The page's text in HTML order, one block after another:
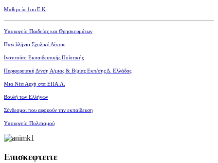
Μαθητεία 1ου Ε.Κ.
Υπουργείο Παιδείας και Θρησκευμάτων
Πανελλήνιο Σχολικό Δίκτυο
Ινστιτούτο Εκπαιδευτικής Πολιτικής
Περιφερειακή Δ/νση Α/μιας & Β/μιας Εκπ/σης Δ. Ελλάδας
Μια Νέα Αρχή στα ΕΠΑ.Λ.
Βουλή των Ελλήνων
Σύνδεσμοι που αφορούν την εκπαίδευση
Υπουργείο Πολιτισμού
Επισκεφτειτε